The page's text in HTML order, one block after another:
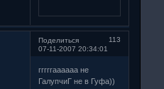
Поделиться
113
07-11-2007 20:34:01
гггггаааааа не
ГалупчиГ не в Гуфа))